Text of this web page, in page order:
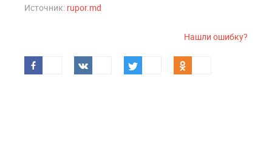
Источник: rupor.md
Нашли ошибку?